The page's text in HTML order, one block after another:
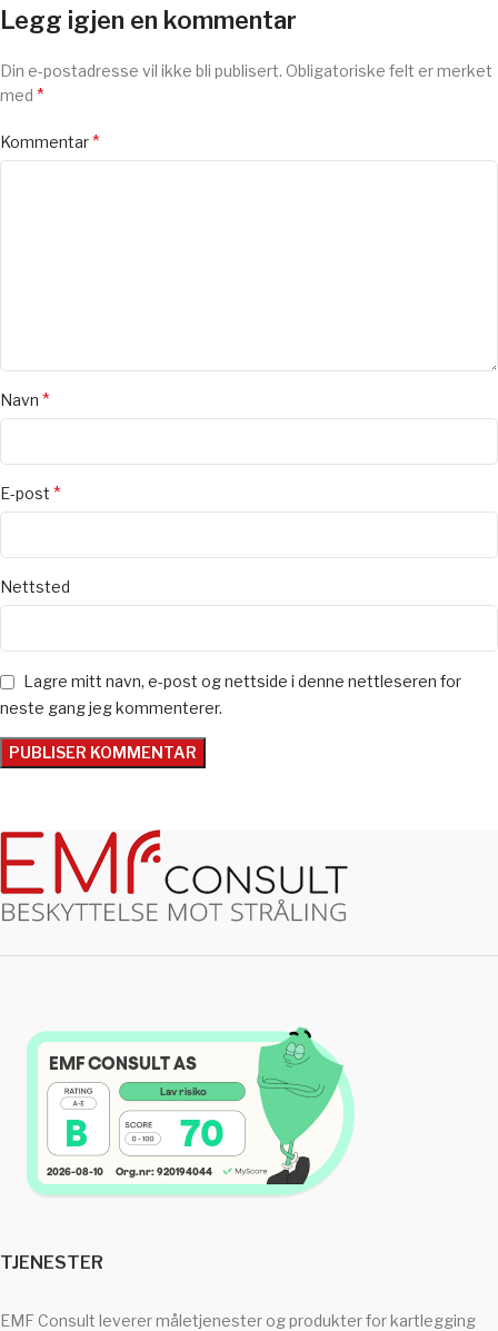
Legg igjen en kommentar
Din e-postadresse vil ikke bli publisert. Obligatoriske felt er merket
med *
Kommentar*
Navn *
E-post *
Nettsted
Lagre mitt navn, e-post og nettside i denne nettleseren for
neste gang jeg kommenterer.
TJENESTER
EMF Consult leverer måletjenester og produkter for kartlegging